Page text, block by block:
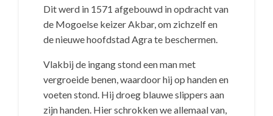
Dit werd in 1571 afgebouwd in opdracht van
de Mogoelse keizer Akbar, om zichzelf en
de nieuwe hoofdstad Agra te beschermen.
Vlakbij de ingang stond een man met
vergroeide benen, waardoor hij op handen en
voeten stond. Hij droeg blauwe slippers aan
zijn handen. Hier schrokken we allemaal van,